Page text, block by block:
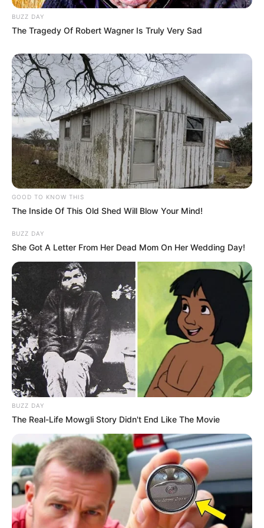
(foto: instagram/nuest_official)
Biodata & Profil
Nama Lengkap: Kang Dong Ho
Nama panggung: Baekho
Nama Panggilan: Eye-Smiled Prince, Sexy Bandit
Posisi: Main Vocalist
Tempat, tanggal lahir: Korea Selatan, 21 Juli 1995
Ulang Tahun: 21 Juli
Kewarganegaraan: Korea Selatan
Pendidikan: –
Agama: –
Zodiak: Cancer
Tinggi badan: 179 cm
Berat badan: 75 kg
Golongan darah: AB
BUZZ DAY
The Tragedy Of Robert Wagner Is Truly Very Sad
GOOD TO KNOW THIS
The Inside Of This Old Shed Will Blow Your Mind!
BUZZ DAY
She Got A Letter From Her Dead Mom On Her Wedding Day!
BUZZ DAY
The Real-Life Mowgli Story Didn't End Like The Movie